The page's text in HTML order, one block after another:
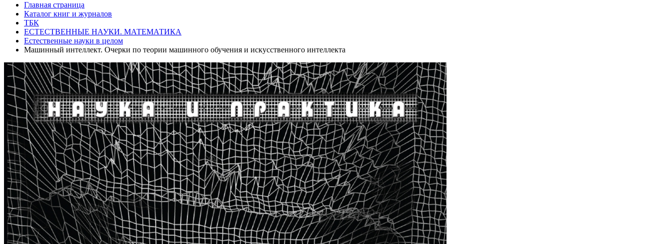
Главная страница
Каталог книг и журналов
ТБК
ЕСТЕСТВЕННЫЕ НАУКИ. МАТЕМАТИКА
Естественные науки в целом
Машинный интеллект. Очерки по теории машинного обучения и искусственного интеллекта